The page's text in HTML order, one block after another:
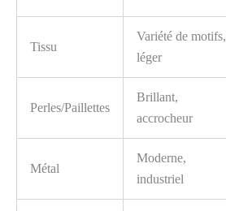
Tissu
Variété de motifs,
léger
Perles/Paillettes
Brillant,
accrocheur
Métal
Moderne,
industriel